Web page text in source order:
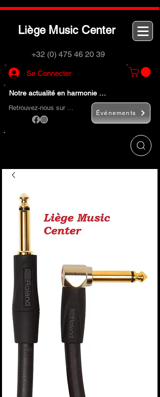
Liège M usic Center
+32 (0) 475 46 20 39
Se Connecter
Notre actualité en harmonie …
Retrouvez-nous sur …
Événements